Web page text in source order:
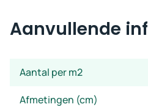
Aanvullende
Aantal per m2
Afmetingen (cm)